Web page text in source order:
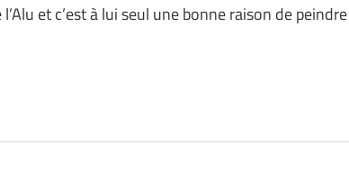
et c’est à lui seul une bonne raison de peindre